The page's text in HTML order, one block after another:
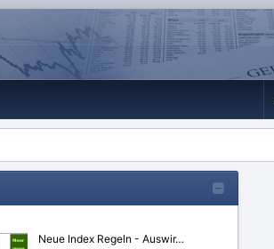
Neue Index Regeln - Auswir…